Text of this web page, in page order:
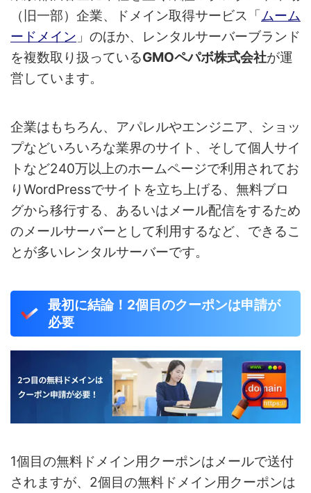
（旧一部）企業、ドメイン取得サービス「ムーム
ードメイン 」のほか、レンタルサーバーブランド
を複数取り扱っているGMOペパボ株式会社が運
営しています。
企業はもちろん、アパレルやエンジニア、ショッ
プなどいろいろな業界のサイト、そして個人サイ
トなど240万以上のホームページで利用されてお
りWordPressでサイトを立ち上げる、無料ブロ
グから移行する、あるいはメール配信をするため
のメールサーバーとして利用するなど、できるこ
とが多いレンタルサーバーです。
最初に結論！2個目のクーポンは申請が
必要
1個目の無料ドメイン用クーポンはメールで送付
されますが、2個目の無料ドメイン用クーポンは